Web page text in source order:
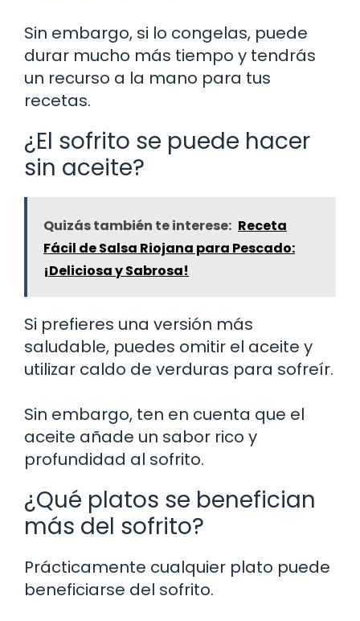
Sin embargo, si lo congelas, puede
durar mucho más tiempo y tendrás
un recurso a la mano para tus
recetas.
¿El sofrito se puede hacer
sin aceite?
Quizás también te interese: Receta
Fácil de Salsa Riojana para Pescado:
¡Deliciosa y Sabrosa!
Si prefieres una versión más
saludable, puedes omitir el aceite y
utilizar caldo de verduras para sofreír.
Sin embargo, ten en cuenta que el
aceite añade un sabor rico y
profundidad al sofrito.
¿Qué platos se benefician
más del sofrito?
Prácticamente cualquier plato puede
beneficiarse del sofrito.